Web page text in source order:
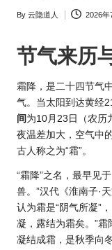
Posted
By 云隐道人 2026年
节气来历
霜降，是二十四节气
气。当太阳到达黄经
间 为10月23日（农历
夜温差加大，空气中
古人称之为“霜”。
“霜降”之名，最早见
兽。”汉代《淮南子·
认为霜是“阴气所凝”
凝，露结为霜矣。”霜
凝结成霜，是秋季向